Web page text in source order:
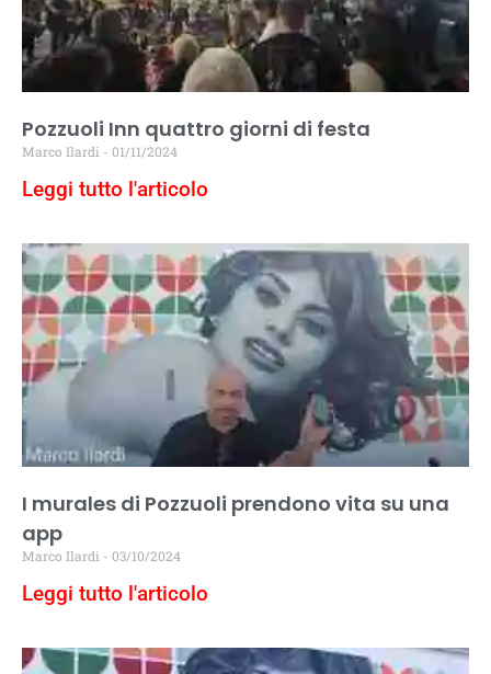
Pozzuoli Inn quattro giorni di festa
Marco Ilardi 01/11/2024
Leggi tutto l'articolo
I murales di Pozzuoli prendono vita su una
app
Marco Ilardi 03/10/2024
Leggi tutto l'articolo